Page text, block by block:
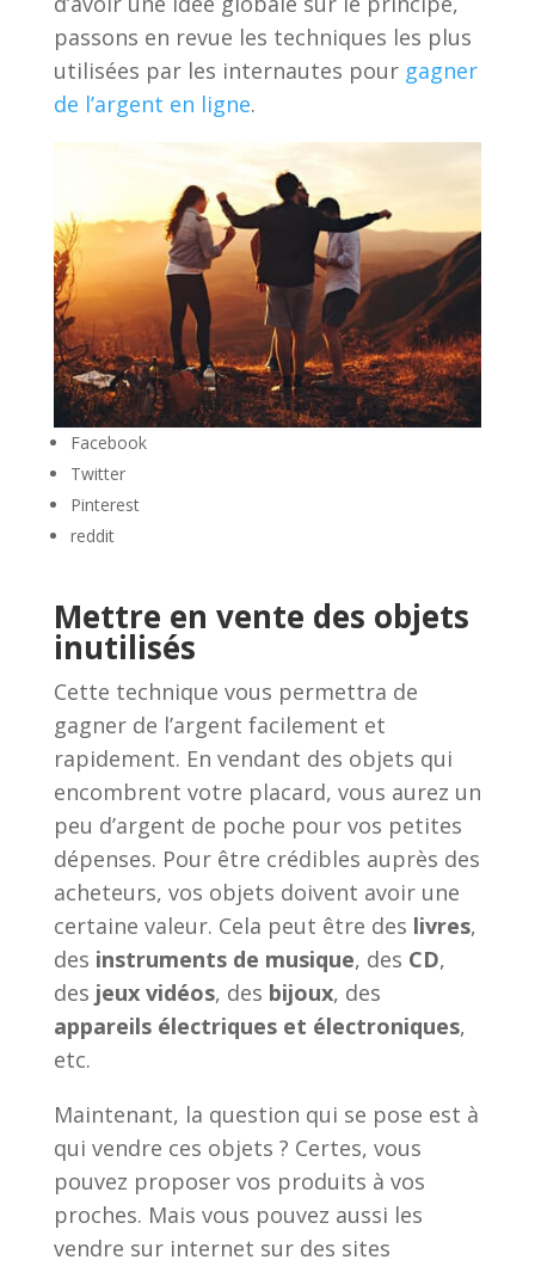
passons en revue les techniques les plus
utilisées par les internautes pour gagner
de l’argent en ligne.
Facebook
Twitter
Pinterest
reddit
Mettre en vente des objets
inutilisés
Cette technique vous permettra de
gagner de l’argent facilement et
rapidement. En vendant des objets qui
encombrent votre placard, vous aurez un
peu d’argent de poche pour vos petites
dépenses. Pour être crédibles auprès des
acheteurs, vos objets doivent avoir une
certaine valeur. Cela peut être des livres,
des instruments de musique, des CD,
des jeux vidéos, des bijoux, des
appareils électriques et électroniques,
etc.
Maintenant, la question qui se pose est à
qui vendre ces objets ? Certes, vous
pouvez proposer vos produits à vos
proches. Mais vous pouvez aussi les
vendre sur internet sur des sites